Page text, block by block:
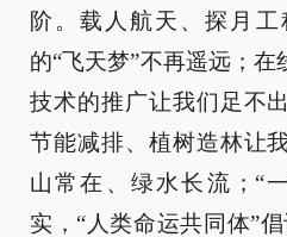
阶。载人航天、探月
的“飞天梦”不再遥远；
技术的推广让我们足不
节能减排、植树造林让
山常在、绿水长流；“
实，“人类命运共同体”